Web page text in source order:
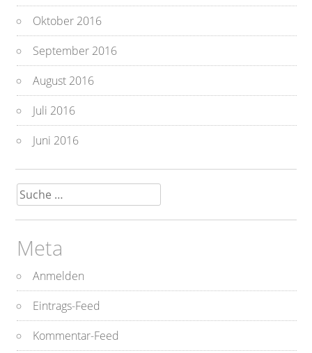
Oktober 2016
September 2016
August 2016
Juli 2016
Juni 2016
Suche
nach:
Meta
Anmelden
Eintrags-Feed
Kommentar-Feed